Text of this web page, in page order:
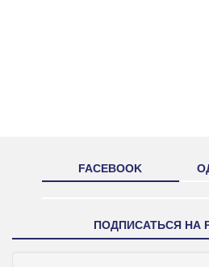
FACEBOOK
ПОДПИСАТЬСЯ НА